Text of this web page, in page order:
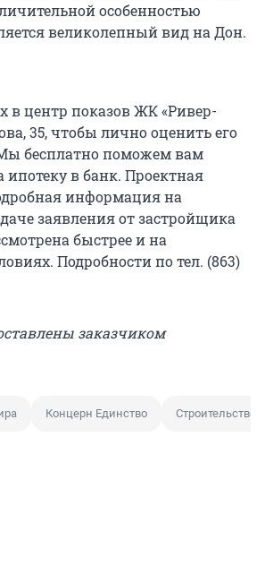
особенностью
великолепный вид на Дон.
в центр показов ЖК «Ривер-
35, чтобы лично оценить его
бесплатно поможем вам
ипотеку в банк. Проектная
информация на
заявления от застройщика
быстрее и на
Подробности по тел. (863)
заказчиком
Концерн Единство Строительство